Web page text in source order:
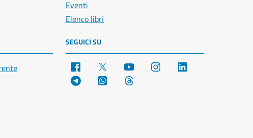
Eventi
Elenco libri
SEGUICI SU
Facebook YouTube Instagram
Telegram WhatsApp